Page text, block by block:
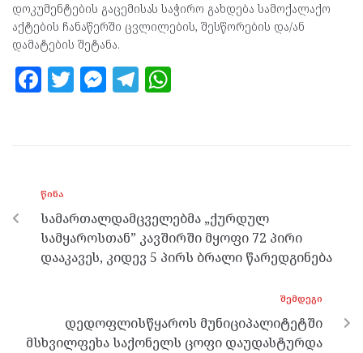
დოკუმენტების გაცემისას საჭირო გახდება სამოქალაქო
აქტების ჩანაწერში ცვლილების, შესწორების და/ან
დამატების შეტანა.
F
o
o
k
T M
er
T
m p
p
ᲬᲘᲜᲐ
სამართალდამცველებმა „ქურდულ
სამყაროსთან” კავშირში მყოფი 72 პირი
დააკავეს, კიდევ 5 პირს ბრალი წარედგინება
ᲨᲔᲛᲓᲔᲒᲘ
დედოფლისწყაროს მუნიციპალიტეტში
მსხვილფეხა საქონელს ცოფი დაუდასტურდა